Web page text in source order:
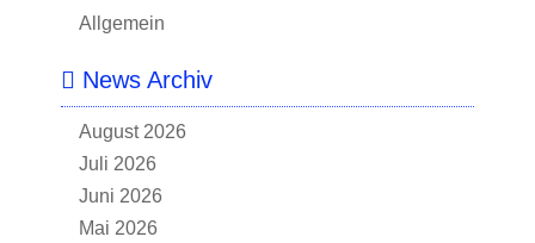
Allgemein
News Archiv
August 2026
Juli 2026
Juni 2026
Mai 2026